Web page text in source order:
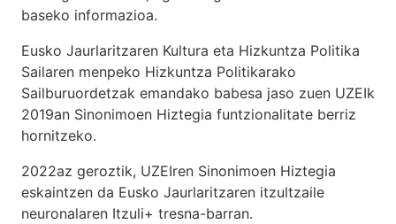
baseko informazioa.
Eusko Jaurlaritzaren Kultura eta Hizkuntza Politika
Sailaren menpeko Hizkuntza Politikarako
Sailburuordetzak emandako babesa jaso zuen UZEIk
2019an Sinonimoen Hiztegia funtzionalitate berriz
hornitzeko.
2022az geroztik, UZEIren Sinonimoen Hiztegia
eskaintzen da Eusko Jaurlaritzaren itzultzaile
neuronalaren Itzuli+ tresna-barran.